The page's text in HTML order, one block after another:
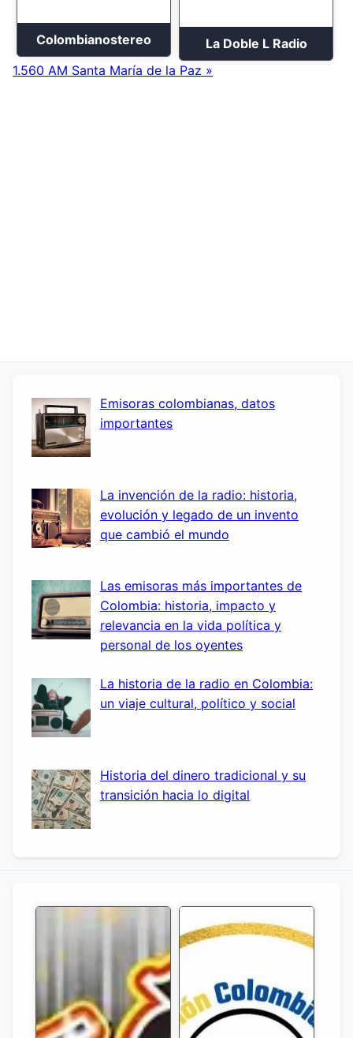
Emisoras colombianas, datos
importantes
La invención de la radio: historia,
evolución y legado de un invento
que cambió el mundo
Las emisoras más importantes de
Colombia: historia, impacto y
relevancia en la vida política y
personal de los oyentes
La historia de la radio en Colombia:
un viaje cultural, político y social
Historia del dinero tradicional y su
transición hacia lo digital
Colombianostereo
La Doble L Radio
1.560 AM Santa María de la Paz »